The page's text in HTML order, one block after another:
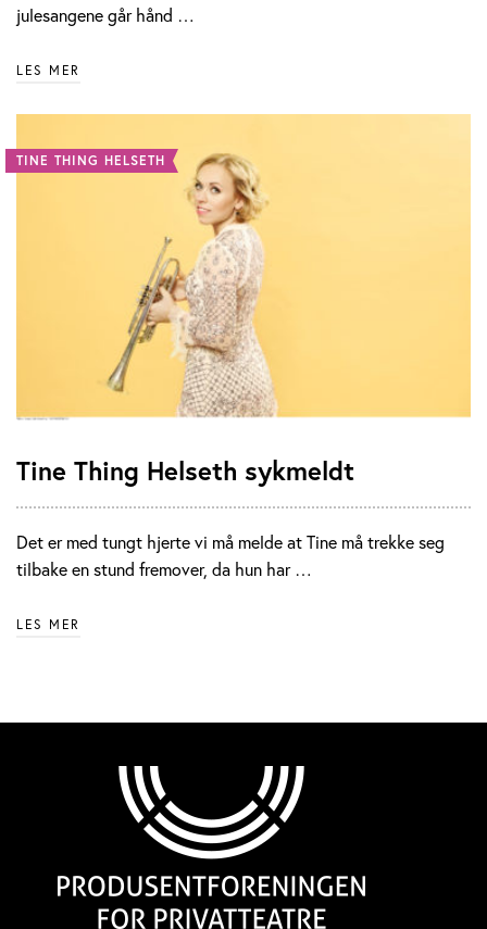
julesangene går hånd …
LES MER
TINE THING HELSETH
Tine Thing Helseth sykmeldt
Det er med tungt hjerte vi må melde at Tine må trekke seg
tilbake en stund fremover, da hun har …
LES MER